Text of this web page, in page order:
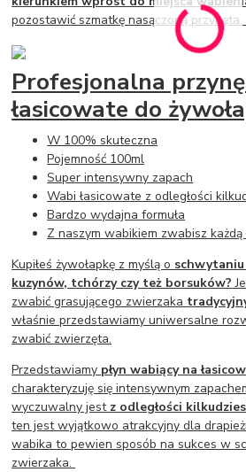
pozostawić szmatkę nasączoną przynęta.
Profesjonalna
łasicowate do
W 100% skuteczna
Pojemność 100ml
Super intensywny zapach
Wabi łasicowate z odległości
Bardzo wydajna formuła
Z naszym wabikiem zwabisz każdą
Kupiłeś żywołapkę z myślą o
kuzynów, tchórzy czy też borsuków?
zwabić grasującego zwierzaka
właśnie przedstawiamy uniwersalne
zwabić zwierzęta.
Przedstawiamy płyn wabiący na
charakteryzuję się intensywnym
wyczuwalny jest z odległości
ten jest wyjątkowo atrakcyjny dla
wabika to pewien sposób na sukces w
zwierzaka.